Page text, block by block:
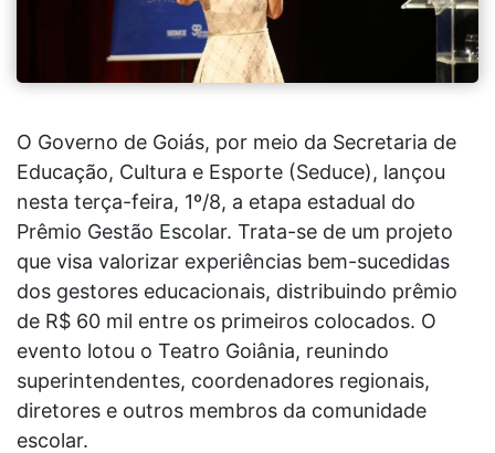
O Governo de Goiás, por meio da Secretaria de
Educação, Cultura e Esporte (Seduce), lançou
nesta terça-feira, 1º/8, a etapa estadual do
Prêmio Gestão Escolar. Trata-se de um projeto
que visa valorizar experiências bem-sucedidas
dos gestores educacionais, distribuindo prêmio
de R$ 60 mil entre os primeiros colocados. O
evento lotou o Teatro Goiânia, reunindo
superintendentes, coordenadores regionais,
diretores e outros membros da comunidade
escolar.